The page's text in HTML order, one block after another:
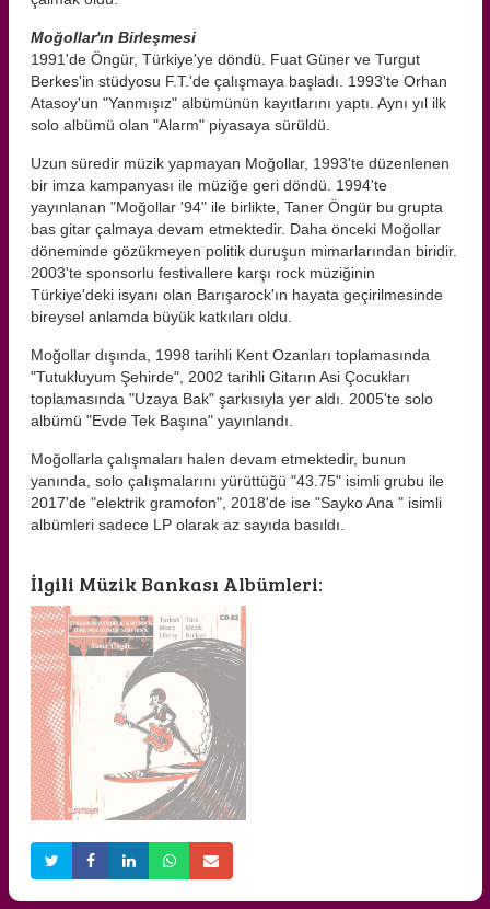
Moğollar'ın Birleşmesi
1991'de Öngür, Türkiye'ye döndü. Fuat Güner ve Turgut
Berkes'in stüdyosu F.T.'de çalışmaya başladı. 1993'te Orhan
Atasoy'un "Yanmışız" albümünün kayıtlarını yaptı. Aynı yıl ilk
solo albümü olan "Alarm" piyasaya sürüldü.
Uzun süredir müzik yapmayan Moğollar, 1993'te düzenlenen
bir imza kampanyası ile müziğe geri döndü. 1994'te
yayınlanan "Moğollar '94" ile birlikte, Taner Öngür bu grupta
bas gitar çalmaya devam etmektedir. Daha önceki Moğollar
döneminde gözükmeyen politik duruşun mimarlarından biridir.
2003'te sponsorlu festivallere karşı rock müziğinin
Türkiye'deki isyanı olan Barışarock'ın hayata geçirilmesinde
bireysel anlamda büyük katkıları oldu.
Moğollar dışında, 1998 tarihli Kent Ozanları toplamasında
"Tutukluyum Şehirde", 2002 tarihli Gitarın Asi Çocukları
toplamasında "Uzaya Bak" şarkısıyla yer aldı. 2005'te solo
albümü "Evde Tek Başına" yayınlandı.
Moğollarla çalışmaları halen devam etmektedir, bunun
yanında, solo çalışmalarını yürüttüğü "43.75" isimli grubu ile
2017'de "elektrik gramofon", 2018'de ise "Sayko Ana " isimli
albümleri sadece LP olarak az sayıda basıldı.
İlgili Müzik Bankası Albümleri: